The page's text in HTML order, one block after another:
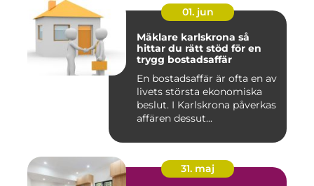
01. jun
Mäklare karlskrona så
hittar du rätt stöd för en
trygg bostadsaffär
En bostadsaffär är ofta en av
livets största ekonomiska
beslut. I Karlskrona påverkas
affären dessut...
31. maj